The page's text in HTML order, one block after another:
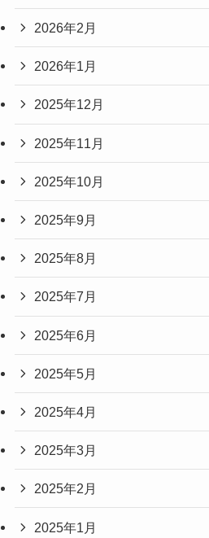
2026年2月
2026年1月
2025年12月
2025年11月
2025年10月
2025年9月
2025年8月
2025年7月
2025年6月
2025年5月
2025年4月
2025年3月
2025年2月
2025年1月